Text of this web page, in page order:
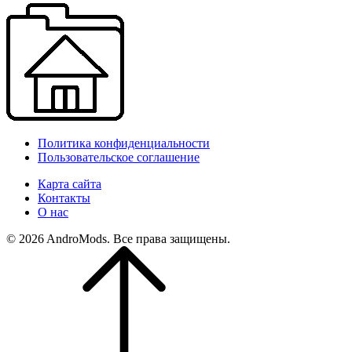
Политика конфиденциальности
Пользовательское соглашение
Карта сайта
Контакты
О нас
© 2026 AndroMods. Все права защищены.